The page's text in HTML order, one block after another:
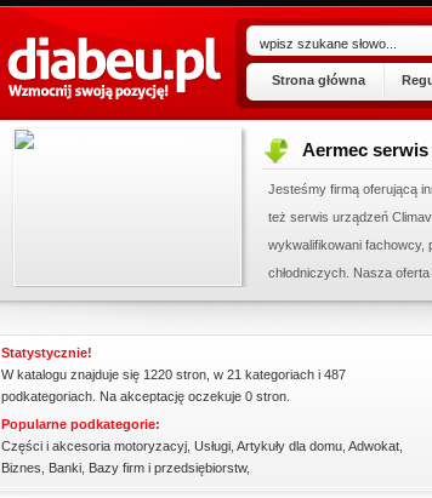
Strona główna
Aermec
Jesteśmy firmą oferującą
też serwis urządzeń
wykwalifikowani fachowcy,
chłodniczych. Nasza
Statystycznie!
W katalogu znajduje się 1220 stron, w 21 kategoriach i 487
podkategoriach. Na akceptację oczekuje 0 stron.
Popularne podkategorie:
Części i akcesoria motoryzacyj Usługi Artykuły dla domu Adwokat
Biznes
Banki Bazy firm i przedsiębiorstw,